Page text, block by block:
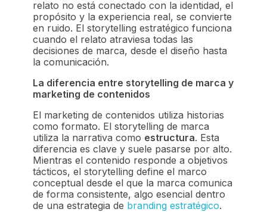
relato no está conectado con la identidad, el
propósito y la experiencia real, se convierte
en ruido. El storytelling estratégico funciona
cuando el relato atraviesa todas las
decisiones de marca, desde el diseño hasta
la comunicación.
La diferencia entre storytelling de marca y
marketing de contenidos
El marketing de contenidos utiliza historias
como formato. El storytelling de marca
utiliza la narrativa como estructura. Esta
diferencia es clave y suele pasarse por alto.
Mientras el contenido responde a objetivos
tácticos, el storytelling define el marco
conceptual desde el que la marca comunica
de forma consistente, algo esencial dentro
de una estrategia de branding estratégico.